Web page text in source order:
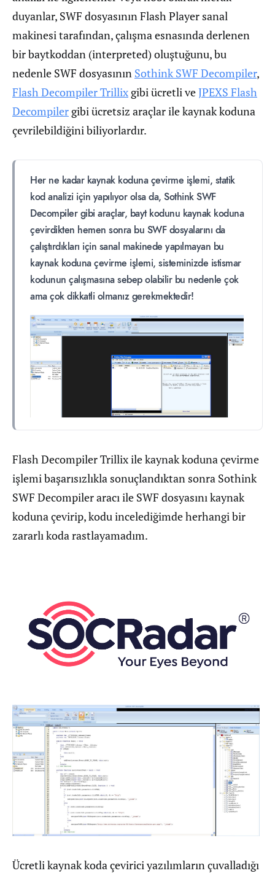
duyanlar, SWF dosyasının Flash Player sanal
makinesi tarafından, çalışma esnasında derlenen
bir baytkoddan (interpreted) oluştuğunu, bu
nedenle SWF dosyasının Sothink SWF Decompiler,
Flash Decompiler Trillix gibi ücretli veJPEXS Flash
Decompiler gibi ücretsiz araçlar ile kaynak koduna
çevrilebildiğini biliyorlardır.
Her ne kadar kaynak koduna çevirme işlemi, statik
kod analizi için yapılıyor olsa da, Sothink SWF
Decompiler gibi araçlar, bayt kodunu kaynak koduna
çevirdikten hemen sonra bu SWF dosyalarını da
çalıştırdıkları için sanal makinede yapılmayan bu
kaynak koduna çevirme işlemi, sisteminizde istismar
kodunun çalışmasına sebep olabilir bu nedenle çok
ama çok dikkatli olmanız gerekmektedir!
Flash Decompiler Trillix ile kaynak koduna çevirme
işlemi başarısızlıkla sonuçlandıktan sonra Sothink
SWF Decompiler aracı ile SWF dosyasını kaynak
koduna çevirip, kodu incelediğimde herhangi bir
zararlı koda rastlayamadım.
Ücretli kaynak koda çevirici yazılımların çuvalladığı